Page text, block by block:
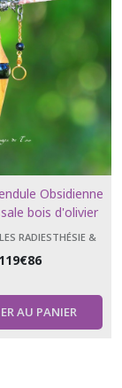
Obsidienne
bois d'olivier
** *
RADIESTHÉSIE &
119€86
AU PANIER